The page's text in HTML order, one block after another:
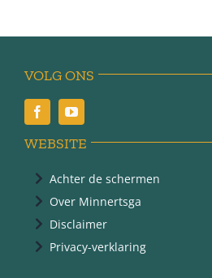
VOLG ONS
WEBSITE
Achter de schermen
Over Minnertsga
Disclaimer
Privacy-verklaring